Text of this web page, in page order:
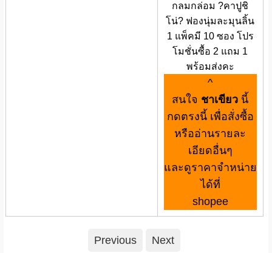
กลมกล่อม ?คาปูชิ
โน่? ฟองนุ่มละมุนลิ้น
1 แพ็คมี 10 ซอง โปร
โมชั่นซื้อ 2 แถม 1
พร้อมส่งคะ
^
สนใจ ชาเขียว นี้
กดตรงนี้ เพื่อสั่งซื้อ
หรืออ่านรายละ
เอียดอื่นๆ
และดูราคาจำหน่าย
ได้ที่
shopee
Previous Next